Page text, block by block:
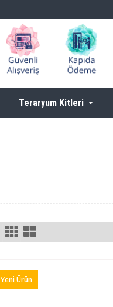
Teraryum Kitleri
Yeni Ürün